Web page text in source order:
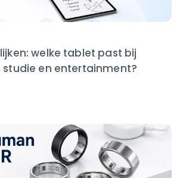
welke tablet past bij
studie en entertainment?